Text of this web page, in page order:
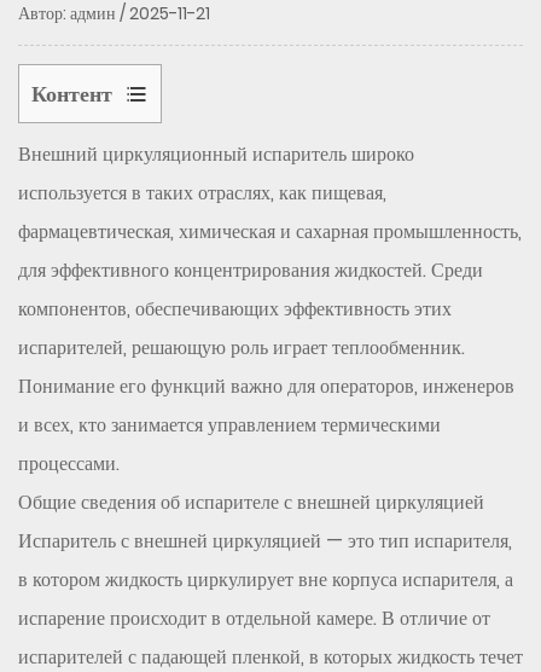
Автор: админ / 2025-11-21
Контент
1
Общие
сведения
об
испарителе
внешней
циркуляцией
2
Что
такое
3
Как
работает
теплообменник
в
Внешний циркуляционный испарительшироко
используется в таких отраслях, как пищевая,
фармацевтическая, химическая и сахарная промышленность,
для эффективного концентрирования жидкостей. Среди
компонентов, обеспечивающих эффективность этих
испарителей, решающую роль играет теплообменник.
Понимание его функций важно для операторов, инженеров
и всех, кто занимается управлением термическими
процессами.
Общие сведения об испарителе с внешней циркуляцией
Испаритель с внешней циркуляцией — это тип испарителя,
в котором жидкость циркулирует вне корпуса испарителя, а
испарение происходит в отдельной камере. В отличие от
испарителей с падающей пленкой, в которых жидкость течет